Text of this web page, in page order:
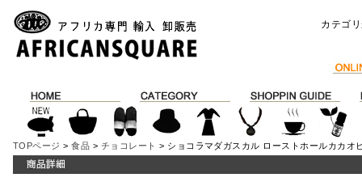
カテゴ
TOPページ >食品 > チョコレート > ショコラマダガスカル ローストホールカカオ